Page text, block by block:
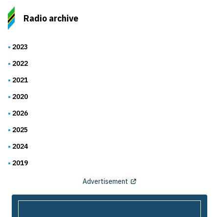
Radio archive
2023
2022
2021
2020
2026
2025
2024
2019
Advertisement